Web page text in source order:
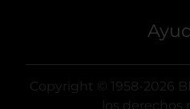
Copyright © 1958-2026
los derechos